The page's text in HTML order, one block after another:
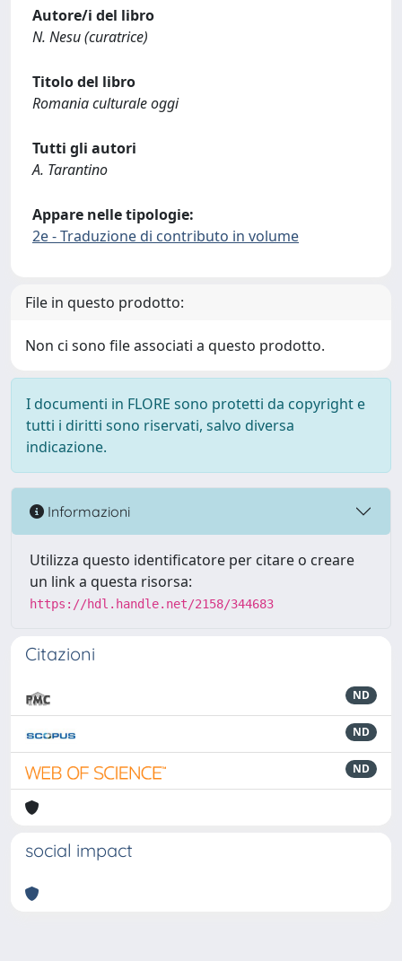
Autore/i del libro
N. Nesu (curatrice)
Titolo del libro
Romania culturale oggi
Tutti gli autori
A. Tarantino
Appare nelle tipologie:
2e - Traduzione di contributo in volume
File in questo prodotto:
Non ci sono file associati a questo prodotto.
I documenti in FLORE sono protetti da copyright e
tutti i diritti sono riservati, salvo diversa
indicazione.
Informazioni
Utilizza questo identificatore per citare o creare
un link a questa risorsa:
https://hdl.handle.net/2158/344683
Citazioni
ND
ND
ND
social impact